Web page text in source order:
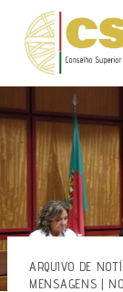
conteúdo
ARQUIVO DE
MENSAGENS |